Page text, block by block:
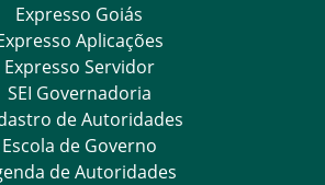
Expresso Goiás
Aplicações
Expresso Servidor
SEI Governadoria
de Autoridades
Escola de Governo
de Autoridades